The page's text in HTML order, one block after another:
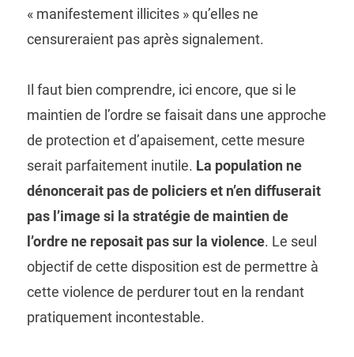
« manifestement illicites » qu’elles ne
censureraient pas après signalement.
Il faut bien comprendre, ici encore, que si le
maintien de l’ordre se faisait dans une approche
de protection et d’apaisement, cette mesure
serait parfaitement inutile. La population ne
dénoncerait pas de policiers et n’en diffuserait
pas l’image si la stratégie de maintien de
l’ordre ne reposait pas sur la violence. Le seul
objectif de cette disposition est de permettre à
cette violence de perdurer tout en la rendant
pratiquement incontestable.